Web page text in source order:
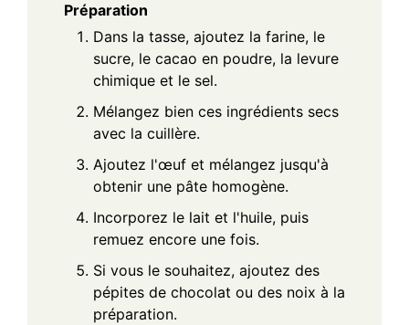
Préparation
Dans la tasse, ajoutez la farine, le
sucre, le cacao en poudre, la levure
chimique et le sel.
Mélangez bien ces ingrédients secs
avec la cuillère.
Ajoutez l'œuf et mélangez jusqu'à
obtenir une pâte homogène.
Incorporez le lait et l'huile, puis
remuez encore une fois.
Si vous le souhaitez, ajoutez des
pépites de chocolat ou des noix à la
préparation.